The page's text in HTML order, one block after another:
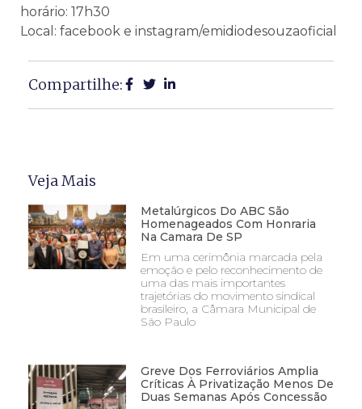
horário: 17h30
Local: facebook e instagram/emidiodesouzaoficial
Compartilhe:
Veja Mais
Metalúrgicos Do ABC São
Homenageados Com Honraria
Na Camara De SP
Em uma cerimônia marcada pela
emoção e pelo reconhecimento de
uma das mais importantes
trajetórias do movimento sindical
brasileiro, a Câmara Municipal de
São Paulo
Greve Dos Ferroviários Amplia
Críticas À Privatização Menos De
Duas Semanas Após Concessão